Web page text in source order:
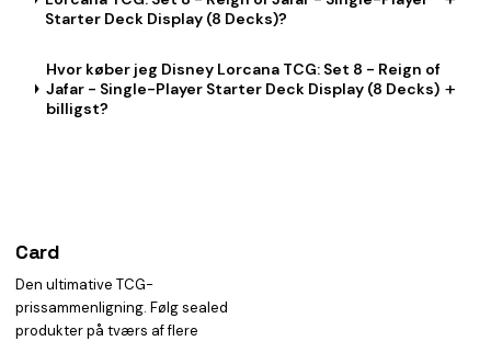
Starter Deck Display (8 Decks)?
Hvor køber jeg Disney Lorcana TCG: Set 8 - Reign of
Jafar - Single-Player Starter Deck Display (8 Decks)
billigst?
+
Card
Den ultimative TCG-
prissammenligning. Følg sealed
produkter på tværs af flere